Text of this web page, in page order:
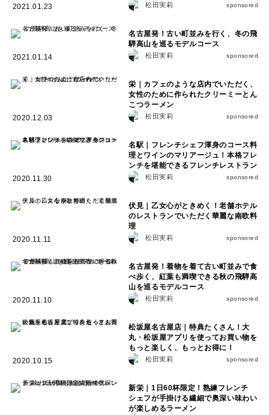
2021.01.23 松田実莉 sponsored
2021.01.14
名古屋発！古い町並みを行く、冬の飛
騨高山を巡るモデルコース
松田実莉 sponsored
2020.12.03
栄｜カフェのような店内でいただく、
女性のために作られたクリーミーとん
こつラーメン
松田実莉 sponsored
2020.11.30
名駅｜フレンチシェフ渾身のコース料
理とワインのマリアージュ！本格フレ
ンチを堪能できるフレンチレストラン
松田実莉 sponsored
2020.11.11
伏見｜乙女心がときめく！老舗ホテル
のレストランでいただく華麗な南欧料
理
松田実莉 sponsored
2020.11.10
名古屋発！着物を着て古い町並みで食
べ歩く、紅葉も満喫できる秋の飛騨高
山を巡るモデルコース
松田実莉 sponsored
2020.10.15
松坂屋名古屋店｜特典たくさん！大
丸・松坂屋アプリを使ってお買い物を
もっと楽しく、もっとお得に！
松田実莉 sponsored
新栄｜1日60杯限定！熟練フレンチ
シェフが手掛ける繊細で奥深い味わい
が楽しめるラーメン